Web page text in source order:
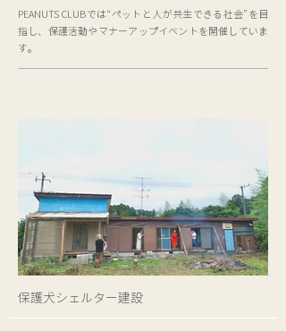
PEANUTS CLUBでは“ペットと人が共生できる社会”を目
指し、保護活動やマナーアップイベントを開催していま
す。
保護犬シェルター建設